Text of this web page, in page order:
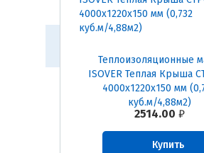
2514.00 ₽
Теплоизоляционные
ISOVER Теплая Крыша
4000х1220х150 мм
куб.м/4,88м2)
Купить